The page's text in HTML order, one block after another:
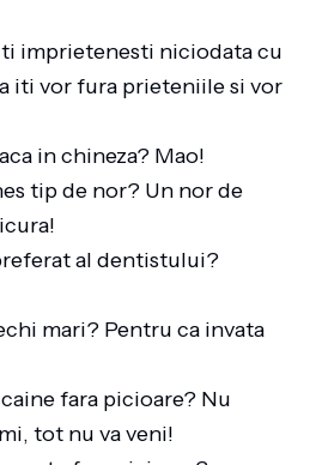
imprietenesti niciodata cu
iti vor fura prieteniile si vor
in chineza? Mao!
tip de nor? Un nor de
al dentistului?
mari? Pentru ca invata
fara picioare? Nu
tot nu va veni!